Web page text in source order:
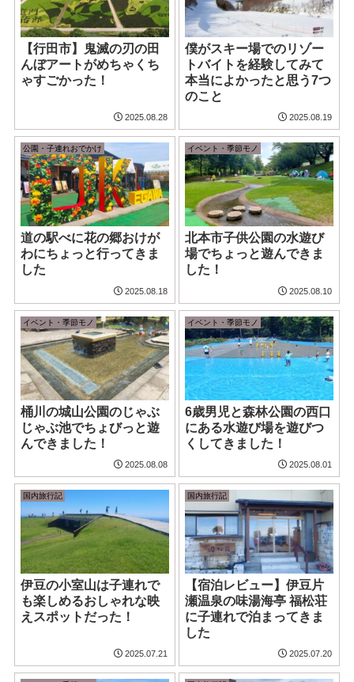
【行田市】鬼滅の刃の田
んぼアートがめちゃくち
ゃすごかった！
2025.08.28
僕がスキー場でのリゾー
トバイトを経験してみて
本当によかったと思う7つ
のこと
2025.08.19
公園・子連れおでかけ
道の駅べに花の郷おけが
わにちょっと行ってきま
した
2025.08.18
イベント・季節モノ
北本市子供公園の水遊び
場でちょっと遊んできま
した！
2025.08.10
イベント・季節モノ
桶川の城山公園のじゃぶ
じゃぶ池でちょびっと遊
んできました！
2025.08.08
イベント・季節モノ
6歳男児と森林公園の西口
にある水遊び場を遊びつ
くしてきました！
2025.08.01
国内旅行記
伊豆の小室山は子連れで
も楽しめるおしゃれな映
えスポットだった！
2025.07.21
国内旅行記
【宿泊レビュー】伊豆片
瀬温泉の味湯海亭 福松荘
に子連れで泊まってきま
した
2025.07.20